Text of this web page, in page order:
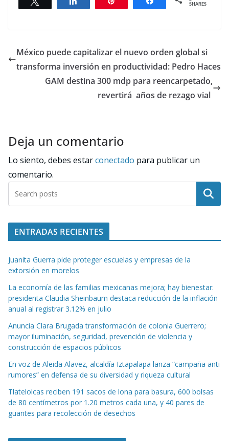
SHARES
México puede capitalizar el nuevo orden global si
transforma inversión en productividad: Pedro Haces
GAM destina 300 mdp para reencarpetado,
revertirá años de rezago vial
Deja un comentario
Lo siento, debes estarconectado para publicar un
comentario.
Buscar
ENTRADAS RECIENTES
Juanita Guerra pide proteger escuelas y empresas de la
extorsión en morelos
La economía de las familias mexicanas mejora; hay bienestar:
presidenta Claudia Sheinbaum destaca reducción de la inflación
anual al registrar 3.12% en julio
Anuncia Clara Brugada transformación de colonia Guerrero;
mayor iluminación, seguridad, prevención de violencia y
construcción de espacios públicos
En voz de Aleida Alavez, alcaldía Iztapalapa lanza “campaña anti
rumores” en defensa de su diversidad y riqueza cultural
Tlatelolcas reciben 191 sacos de lona para basura, 600 bolsas
de 80 centímetros por 1.20 metros cada una, y 40 pares de
guantes para recolección de desechos